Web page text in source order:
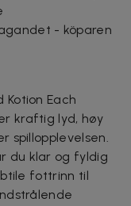
- köparen
Each
kraftig lyd, høy
spillopplevelsen.
du klar og fyldig
fottrinn til